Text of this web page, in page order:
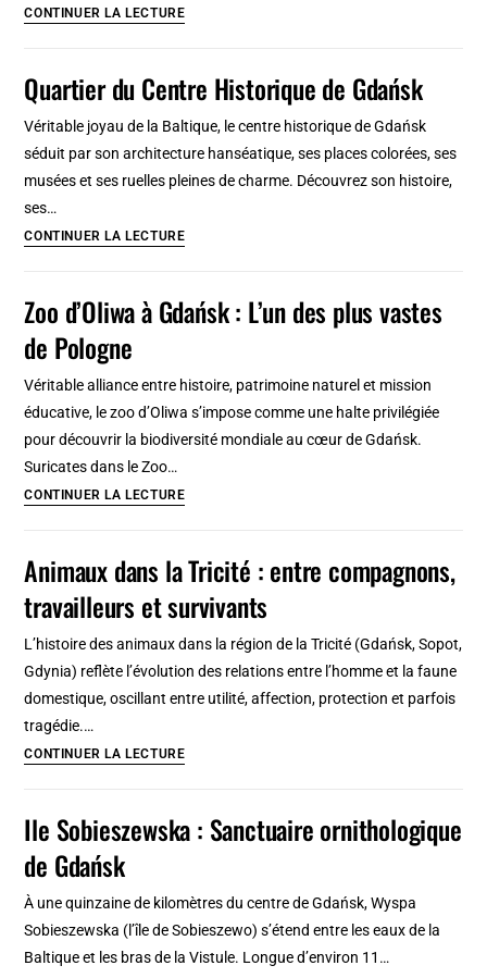
CONTINUER LA LECTUREQuartier
Gdańsk
Quartier du Centre Historique de Gdańsk
Véritable joyau de la Baltique, le centre historique de Gdańsk
séduit par son architecture hanséatique, ses places colorées, ses
musées et ses ruelles pleines de charme. Découvrez son histoire,
ses…
CONTINUER LA LECTUREQuartier
Historique
Zoo d’Oliwa à Gdańsk : L’un des plus vastes
de Pologne
Véritable alliance entre histoire, patrimoine naturel et mission
éducative, le zoo d’Oliwa s’impose comme une halte privilégiée
pour découvrir la biodiversité mondiale au cœur de Gdańsk.
Suricates dans le Zoo…
CONTINUER LA LECTUREZoo
Gdańsk
:
Pologne
Animaux dans la Tricité : entre compagnons,
travailleurs et survivants
L’histoire des animaux dans la région de la Tricité (Gdańsk, Sopot,
Gdynia) reflète l’évolution des relations entre l’homme et la faune
domestique, oscillant entre utilité, affection, protection et parfois
tragédie.…
CONTINUER LA LECTUREAnimaux
Tricité
travailleurs
Ile Sobieszewska : Sanctuaire ornithologique
de Gdańsk
À une quinzaine de kilomètres du centre de Gdańsk, Wyspa
Sobieszewska (l’île de Sobieszewo) s’étend entre les eaux de la
Baltique et les bras de la Vistule. Longue d’environ 11…